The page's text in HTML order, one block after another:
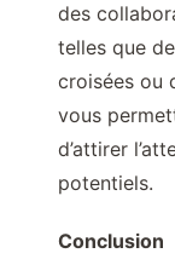
des
telles que
croisées ou
vous
d’attirer
potentiels.
Conclusion